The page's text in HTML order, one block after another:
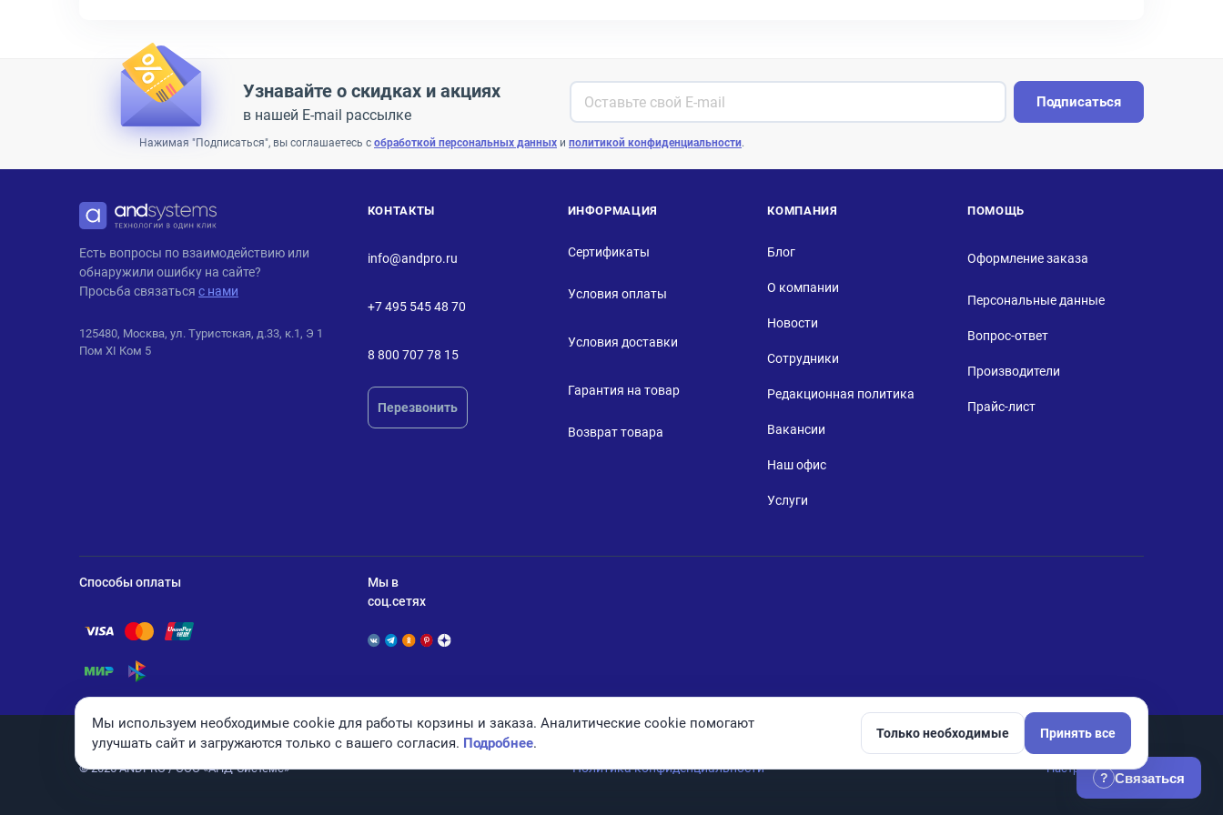
Узнавайте о скидках и акциях
в нашей E-mail рассылке
Подписаться
Нажимая "Подписаться", вы соглашаетесь с обработкой персональных данных и политикой конфиденциальности.
ANDPRO
Есть вопросы по взаимодействию или
обнаружили ошибку на сайте?
Просьба связаться с нами
125480, Москва, ул. Туристская, д.33, к.1, Э 1
Пом XI Ком 5
КОНТАКТЫ
info@andpro.ru
+7 495 545 48 70
8 800 707 78 15
Перезвонить
ИНФОРМАЦИЯ
Сертификаты
Условия оплаты
Условия доставки
Гарантия на товар
Возврат товара
КОМПАНИЯ
Блог
О компании
Новости
Сотрудники
Редакционная политика
Вакансии
Наш офис
Услуги
ПОМОЩЬ
Оформление заказа
Персональные данные
Вопрос-ответ
Производители
Прайс-лист
Способы оплаты
Помощь по оплате Visa
Помощь по оплате Mastercard
Помощь по оплате UnionPay
Помощь по оплате Мир
Помощь по оплате СБП
Мы в
соц.сетях
© 2026 ANDPRO / ООО «АНД-Системс» Политика конфиденциальности Настройки cookie
? Связаться
Мы используем необходимые cookie для работы корзины и заказа. Аналитические cookie помогают
улучшать сайт и загружаются только с вашего согласия. Подробнее.
Только необходимые Принять все